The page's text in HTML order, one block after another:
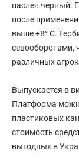
паслен черный.
после
выше +8° C.
севооборотами,
различных
Выпускается в
Платформа
пластиковых
стоимость
выгодных в